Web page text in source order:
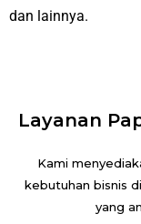
dan lainnya.
Layanan
Kami
kebutuhan bisnis
yang